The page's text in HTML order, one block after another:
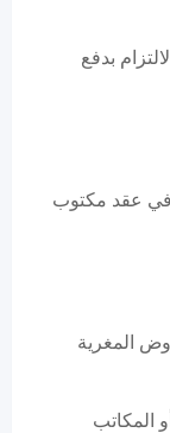
بدفع
في عقد مكتوب
المغرية
المكاتب